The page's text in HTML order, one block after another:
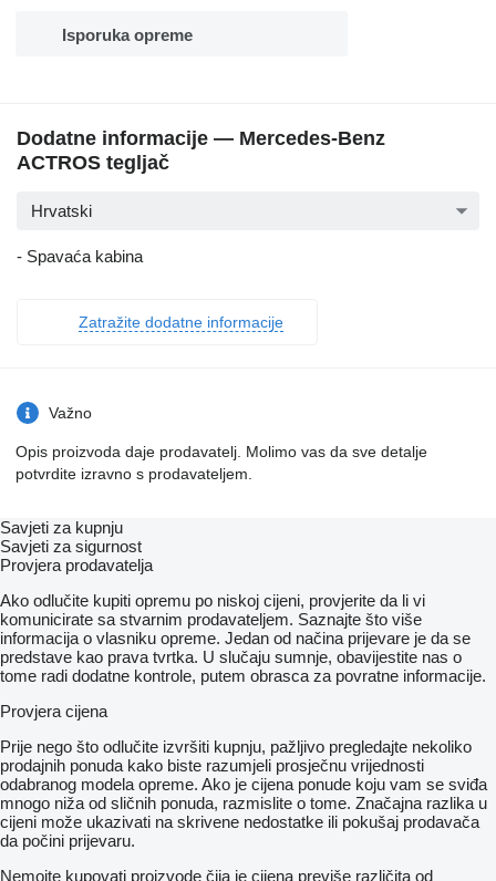
Isporuka opreme
Dodatne informacije — Mercedes-Benz
ACTROS tegljač
Hrvatski
- Spavaća kabina
Zatražite dodatne informacije
Važno
Opis proizvoda daje prodavatelj. Molimo vas da sve detalje
potvrdite izravno s prodavateljem.
Savjeti za kupnju
Savjeti za sigurnost
Provjera prodavatelja
Ako odlučite kupiti opremu po niskoj cijeni, provjerite da li vi
komunicirate sa stvarnim prodavateljem. Saznajte što više
informacija o vlasniku opreme. Jedan od načina prijevare je da se
predstave kao prava tvrtka. U slučaju sumnje, obavijestite nas o
tome radi dodatne kontrole, putem obrasca za povratne informacije.
Provjera cijena
Prije nego što odlučite izvršiti kupnju, pažljivo pregledajte nekoliko
prodajnih ponuda kako biste razumjeli prosječnu vrijednosti
odabranog modela opreme. Ako je cijena ponude koju vam se sviđa
mnogo niža od sličnih ponuda, razmislite o tome. Značajna razlika u
cijeni može ukazivati ​​na skrivene nedostatke ili pokušaj prodavača
da počini prijevaru.
Nemojte kupovati proizvode čija je cijena previše različita od